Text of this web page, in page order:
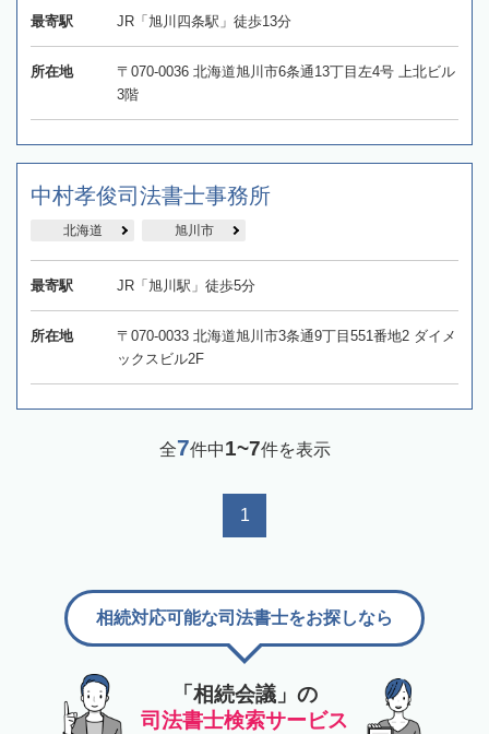
最寄駅 JR「旭川四条駅」徒歩13分
所在地
〒070-0036 北海道旭川市6条通13丁目左4号 上北ビル
3階
中村孝俊司法書士事務所
北海道 旭川市
最寄駅 JR「旭川駅」徒歩5分
所在地
〒070-0033 北海道旭川市3条通9丁目551番地2 ダイメ
ックスビル2F
全7件中1~7件を表示
1
「相続会議」の
司法書士検索サービス
相続対応可能な司法書士をお探しなら